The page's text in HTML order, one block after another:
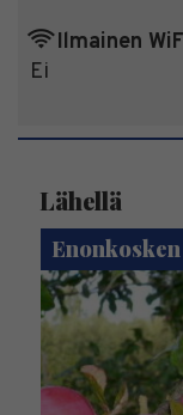
Ilmainen
Ei
Lähellä